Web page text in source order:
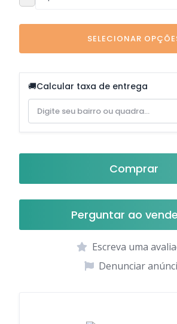
SELECIONAR
🚚Calcular taxa de entrega
Comprar
Perguntar ao
Escreva uma
Denunciar